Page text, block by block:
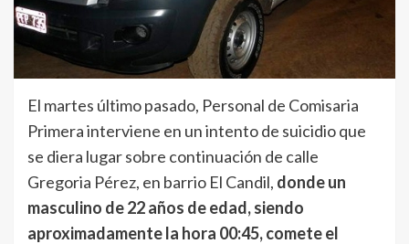
El martes último pasado, Personal de Comisaria
Primera interviene en un intento de suicidio que
se diera lugar sobre continuación de calle
Gregoria Pérez, en barrio El Candil, donde un
masculino de 22 años de edad, siendo
aproximadamente la hora 00:45, comete el